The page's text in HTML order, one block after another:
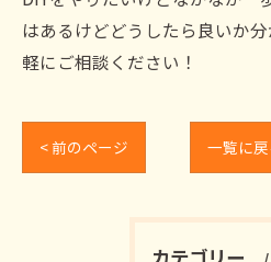
はあるけどどうしたら良いか
軽にご相談ください！
< 前のページ 一覧に戻